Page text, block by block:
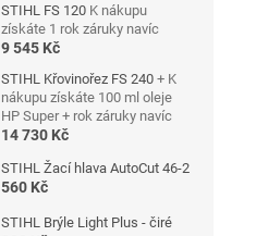
STIHL FS 120 K nákupu
získáte 1 rok záruky navíc
9 545 Kč
STIHL Křovinořez FS 240 + K
nákupu získáte 100 ml oleje
HP Super + rok záruky navíc
14 730 Kč
STIHL Žací hlava AutoCut 46-2
560 Kč
STIHL Brýle Light Plus - čiré